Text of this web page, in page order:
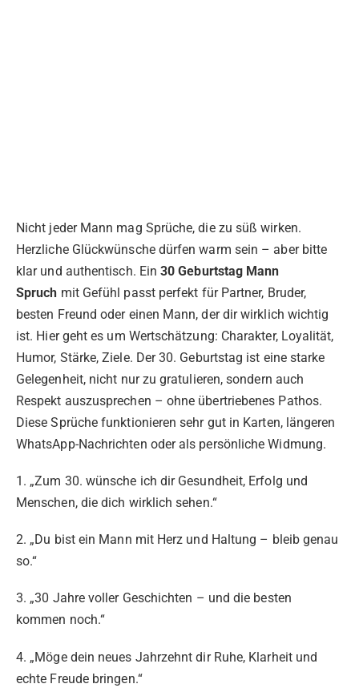
Nicht jeder Mann mag Sprüche, die zu süß wirken.
Herzliche Glückwünsche dürfen warm sein – aber bitte
klar und authentisch. Ein30 Geburtstag Mann
Spruch mit Gefühl passt perfekt für Partner, Bruder,
besten Freund oder einen Mann, der dir wirklich wichtig
ist. Hier geht es um Wertschätzung: Charakter, Loyalität,
Humor, Stärke, Ziele. Der 30. Geburtstag ist eine starke
Gelegenheit, nicht nur zu gratulieren, sondern auch
Respekt auszusprechen – ohne übertriebenes Pathos.
Diese Sprüche funktionieren sehr gut in Karten, längeren
WhatsApp-Nachrichten oder als persönliche Widmung.
1. „Zum 30. wünsche ich dir Gesundheit, Erfolg und
Menschen, die dich wirklich sehen.“
2. „Du bist ein Mann mit Herz und Haltung – bleib genau
so.“
3. „30 Jahre voller Geschichten – und die besten
kommen noch.“
4. „Möge dein neues Jahrzehnt dir Ruhe, Klarheit und
echte Freude bringen.“